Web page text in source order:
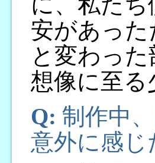
安があっ
と変わっ
想像に至
Q: 制作中
意外に感